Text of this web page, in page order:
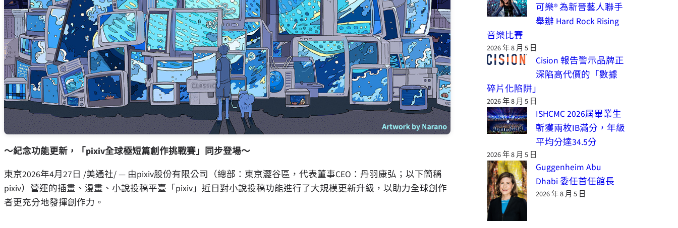
～紀念功能更新，「pixiv全球極短篇創作挑戰賽」同步登場～
東京2026年4月27日 /美通社/ — 由pixiv股份有限公司（總部：東京澀谷區，代表董事CEO：丹羽康弘；以下簡稱
pixiv）營運的插畫、漫畫、小說投稿平臺「pixiv」近日對小說投稿功能進行了大規模更新升級，以助力全球創作
者更充分地發揮創作力。
可樂® 為新晉藝人聯手
舉辦 Hard Rock Rising
音樂比賽
2026 年 8 月 5 日
Cision 報告警示品牌正
深陷高代價的「數據
碎片化陷阱」
2026 年 8 月 5 日
ISHCMC 2026屆畢業生
斬獲兩枚IB滿分，年級
平均分達34.5分
2026 年 8 月 5 日
Guggenheim Abu
Dhabi 委任首任館長
2026 年 8 月 5 日